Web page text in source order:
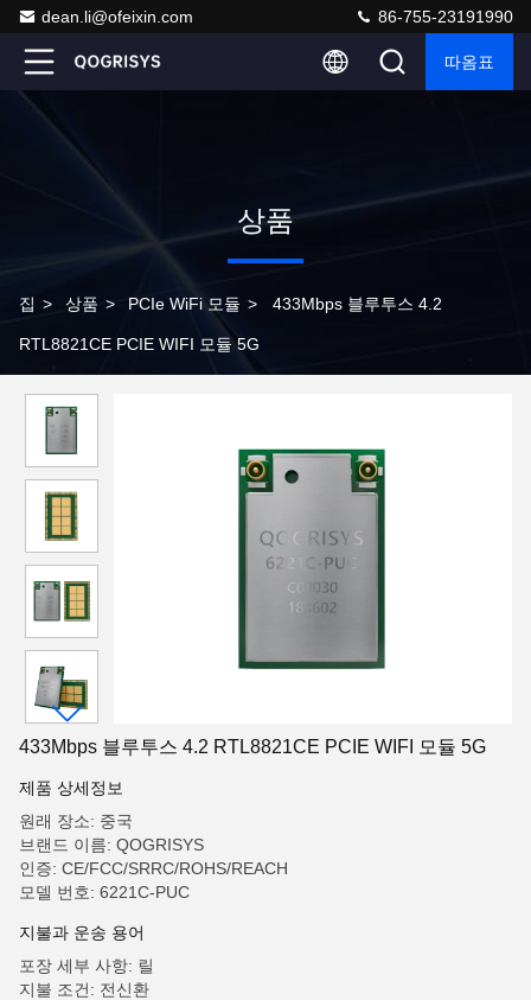
dean.li@ofeixin.com 86-755-23191990
따옴표
상품
집 > 상품 > PCIe WiFi 모듈 > 433Mbps 블루투스 4.2
RTL8821CE PCIE WIFI 모듈 5G
433Mbps 블루투스 4.2 RTL8821CE PCIE WIFI 모듈 5G
제품 상세정보
원래 장소: 중국
브랜드 이름: QOGRISYS
인증: CE/FCC/SRRC/ROHS/REACH
모델 번호: 6221C-PUC
지불과 운송 용어
포장 세부 사항: 릴
지불 조건: 전신환